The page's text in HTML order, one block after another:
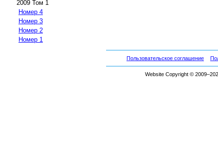
2009 Том 1
Номер 4
Номер 3
Номер 2
Номер 1
Пользовательское соглашение
Website Copyright ©